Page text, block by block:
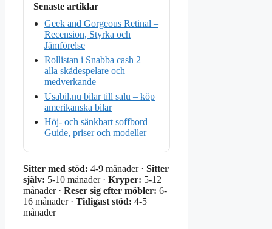
Senaste artiklar
Geek and Gorgeous Retinal –
Recension, Styrka och
Jämförelse
Rollistan i Snabba cash 2 –
alla skådespelare och
medverkande
Usabil.nu bilar till salu – köp
amerikanska bilar
Höj- och sänkbart soffbord –
Guide, priser och modeller
Sitter med stöd: 4-9 månader · Sitter
själv: 5-10 månader · Kryper: 5-12
månader · Reser sig efter möbler: 6-
16 månader · Tidigast stöd: 4-5
månader